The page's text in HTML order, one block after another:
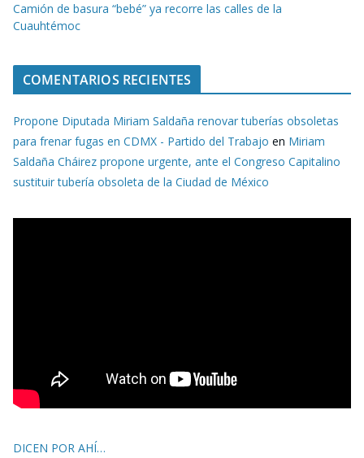
Camión de basura “bebé” ya recorre las calles de la
Cuauhtémoc
COMENTARIOS RECIENTES
Propone Diputada Miriam Saldaña renovar tuberías obsoletas
para frenar fugas en CDMX - Partido del Trabajo en Miriam
Saldaña Cháirez propone urgente, ante el Congreso Capitalino
sustituir tubería obsoleta de la Ciudad de México
DICEN POR AHÍ…